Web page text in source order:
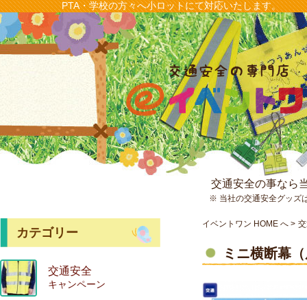
PTA・学校の方々へ小ロットにて対応いたします。
交通安全の事なら
※ 当社の交通安全グッズ
イベントワン HOME へ
ミニ横断幕
カテゴリー
交通安全
キャンペーン